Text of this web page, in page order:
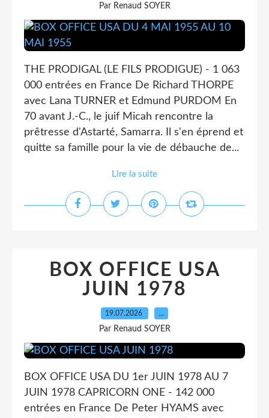
Par Renaud SOYER
THE PRODIGAL (LE FILS PRODIGUE) - 1 063
000 entrées en France De Richard THORPE
avec Lana TURNER et Edmund PURDOM En
70 avant J.-C., le juif Micah rencontre la
prêtresse d'Astarté, Samarra. Il s'en éprend et
quitte sa famille pour la vie de débauche de...
Lire la suite
BOX OFFICE USA
JUIN 1978
19.07.2026 …
Par Renaud SOYER
BOX OFFICE USA DU 1er JUIN 1978 AU 7
JUIN 1978 CAPRICORN ONE - 142 000
entrées en France De Peter HYAMS avec